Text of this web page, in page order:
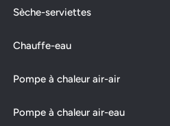
Sèche-serviettes
Chauffe-eau
Pompe à chaleur air-air
Pompe à chaleur air-eau